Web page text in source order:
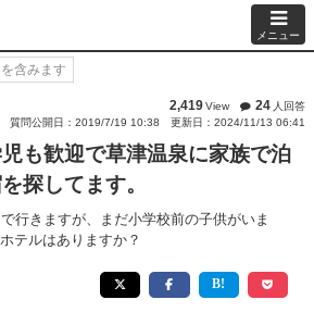
メニュー
含みます
2,419View 24 人回答
質問公開日：2019/7/19 10:38
更新日：2024/11/13 06:41
も歓迎で草津温泉に家族で泊
探してます。
行きますが、まだ小学校前の子供がいま
テルはありますか？